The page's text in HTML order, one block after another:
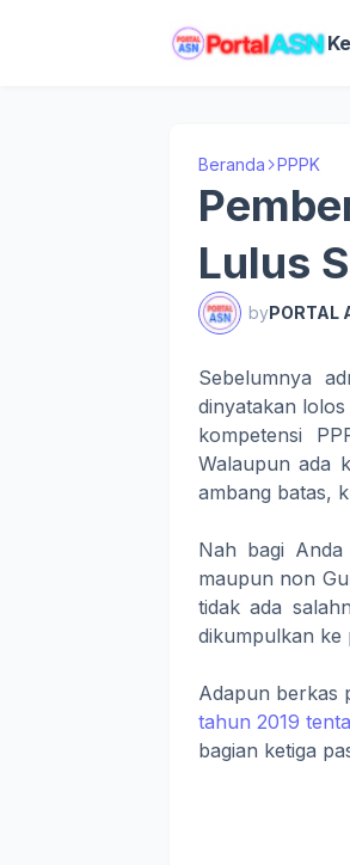
Beranda PPPK
Lulus
byPORTAL
Sebelumnya
dinyatakan
kompetensi
Walaupun ada
ambang batas,
Nah bagi
maupun non
tidak ada
dikumpulkan ke
Adapun berkas
tahun 2019
bagian ketiga